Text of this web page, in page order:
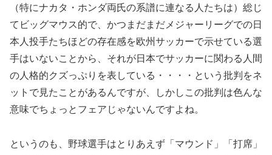
（特にナカタ・ホンダ両氏の系譜に連なる人たちは）総じ
てビッグマウス的で、かつまだまだメジャーリーグでの日
本人投手たちほどの存在感を欧州サッカーで示せている選
手はいないことから、それが日本でサッカーに関わる人間
の人格的クズっぷりを表している・・・・という批判をネ
ットで見たことがあるんですが、しかしこの批判は色んな
意味でちょっとフェアじゃないんですよね。
というのも、野球選手はとりあえず「マウンド」「打席」